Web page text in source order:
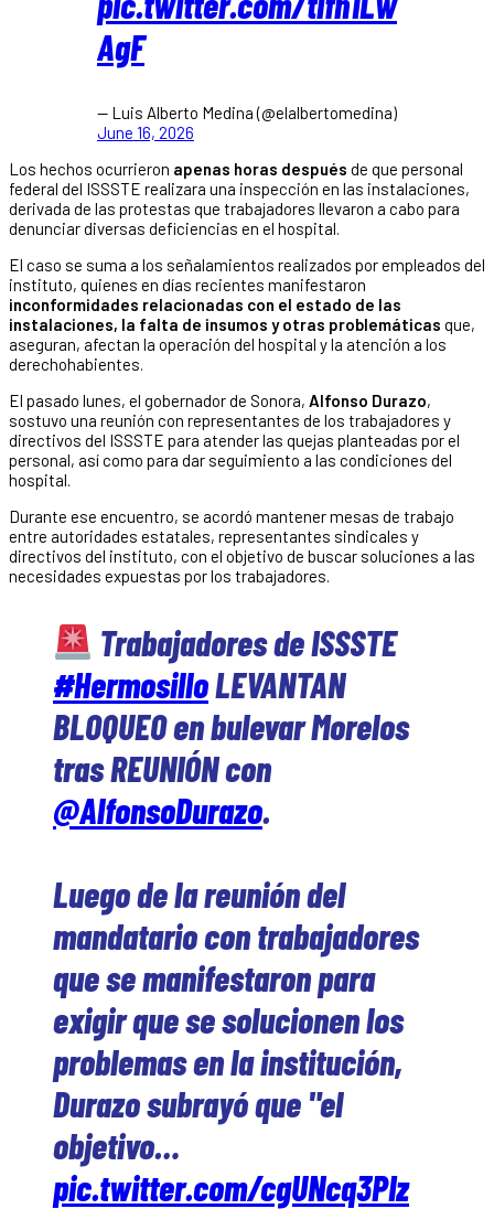
AgF
— Luis Alberto Medina (@elalbertomedina)
June 16, 2026
Los hechos ocurrieron apenas horas después de que personal
federal del ISSSTE realizara una inspección en las instalaciones,
derivada de las protestas que trabajadores llevaron a cabo para
denunciar diversas deficiencias en el hospital.
El caso se suma a los señalamientos realizados por empleados del
instituto, quienes en días recientes manifestaron
inconformidades relacionadas con el estado de las
instalaciones, la falta de insumos y otras problemáticas que,
aseguran, afectan la operación del hospital y la atención a los
derechohabientes.
El pasado lunes, el gobernador de Sonora, Alfonso Durazo,
sostuvo una reunión con representantes de los trabajadores y
directivos del ISSSTE para atender las quejas planteadas por el
personal, así como para dar seguimiento a las condiciones del
hospital.
Durante ese encuentro, se acordó mantener mesas de trabajo
entre autoridades estatales, representantes sindicales y
directivos del instituto, con el objetivo de buscar soluciones a las
necesidades expuestas por los trabajadores.
Trabajadores de ISSSTE
#HermosilloLEVANTAN
BLOQUEO en bulevar Morelos
tras REUNIÓN con
@AlfonsoDurazo.
Luego de la reunión del
mandatario con trabajadores
que se manifestaron para
exigir que se solucionen los
problemas en la institución,
Durazo subrayó que "el
objetivo…
pic.twitter.com/cgUNcq3PIz